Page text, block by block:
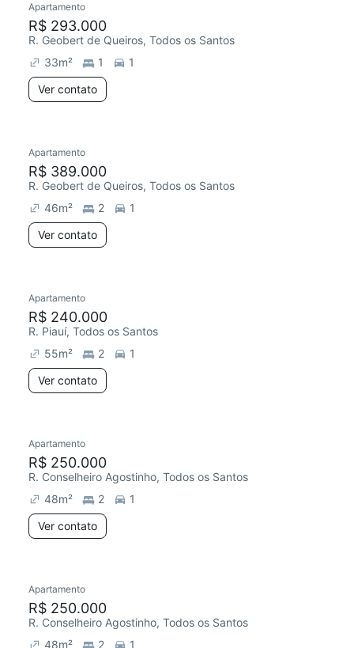
Apartamento
R$ 293.000
R. Geobert de Queiros, Todos os Santos
33m² 1
1
Ver contato
Apartamento
R$ 389.000
R. Geobert de Queiros, Todos os Santos
46m² 2
1
Ver contato
Apartamento
R$ 240.000
R. Piauí, Todos os Santos
55m² 2
1
Ver contato
Apartamento
R$ 250.000
R. Conselheiro Agostinho, Todos os Santos
48m² 2
1
Ver contato
Apartamento
R$ 250.000
R. Conselheiro Agostinho, Todos os Santos
48m² 2 1